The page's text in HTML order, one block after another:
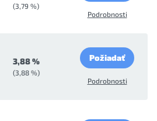
(3,79 %)
Podrobnosti
3,88 %
(3,88 %)
Požiadať
Podrobnosti